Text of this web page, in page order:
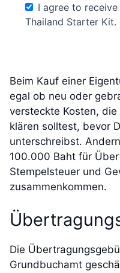
I agree to
Thailand Starter Kit.
Beim Kauf einer
egal ob neu oder
versteckte Kosten,
klären solltest, bevor
unterschreibst.
100.000 Baht für
Stempelsteuer und
zusammenkommen.
Die
Grundbuchamt